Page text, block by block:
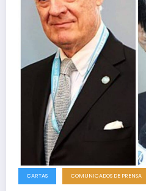
CARTAS COMUNICADOS DE PRENSA